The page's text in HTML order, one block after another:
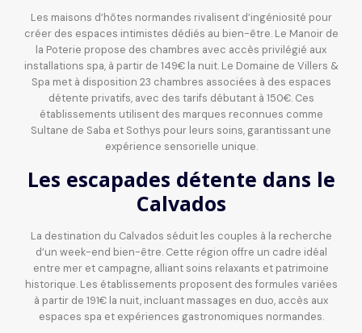
Les maisons d’hôtes normandes rivalisent d’ingéniosité pour
créer des espaces intimistes dédiés au bien-être. Le Manoir de
la Poterie propose des chambres avec accès privilégié aux
installations spa, à partir de 149€ la nuit. Le Domaine de Villers &
Spa met à disposition 23 chambres associées à des espaces
détente privatifs, avec des tarifs débutant à 150€. Ces
établissements utilisent des marques reconnues comme
Sultane de Saba et Sothys pour leurs soins, garantissant une
expérience sensorielle unique.
Les escapades détente dans le
Calvados
La destination du Calvados séduit les couples à la recherche
d’un week-end bien-être. Cette région offre un cadre idéal
entre mer et campagne, alliant soins relaxants et patrimoine
historique. Les établissements proposent des formules variées
à partir de 191€ la nuit, incluant massages en duo, accès aux
espaces spa et expériences gastronomiques normandes.